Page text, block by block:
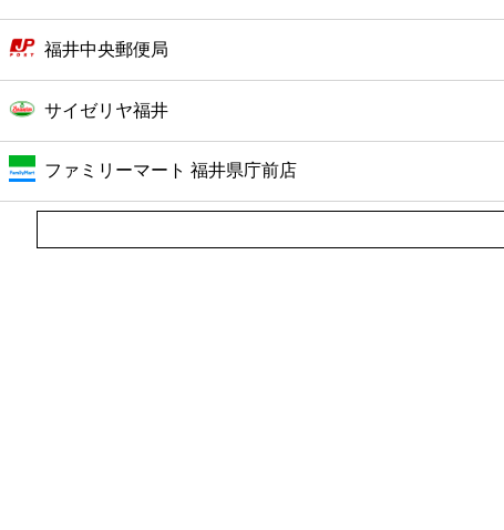
福井中央郵便局
サイゼリヤ福井
ファミリーマート 福井県庁前店